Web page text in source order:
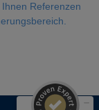
Referenzen
und Erfahrungen zu
GmbH